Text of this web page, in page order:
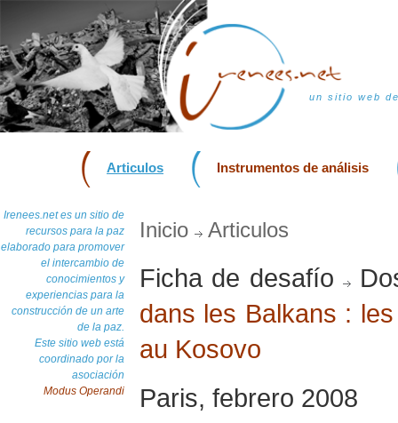
un sitio web
Articulos Instrumentos de análisis
Irenees.net es un sitio de
recursos para la paz
elaborado para promover
el intercambio de
conocimientos y
experiencias para la
construcción de un arte
de la paz.
Este sitio web está
coordinado por la
asociación
Modus Operandi
Inicio Articulos
Ficha de desafío
dans les Balkans :
au Kosovo
Paris, febrero 2008